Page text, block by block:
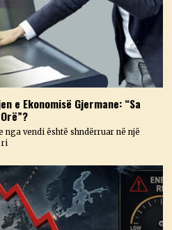
e Ekonomisë Gjermane: “Sa
vendi është shndërruar në një
ri